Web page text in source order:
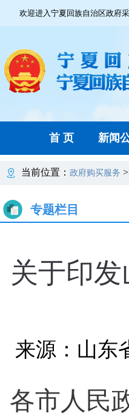
欢迎进入宁夏回族自治区政府
首 页 新闻
当前位置： 政府购买服务
专题栏目
关于印
来源：山东
各市人民